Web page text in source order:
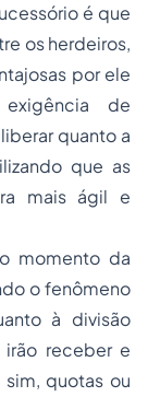
é que
os herdeiros,
por ele
de
quanto a
que as
mais ágil e
momento da
o fenômeno
à divisão
irão receber e
quotas ou